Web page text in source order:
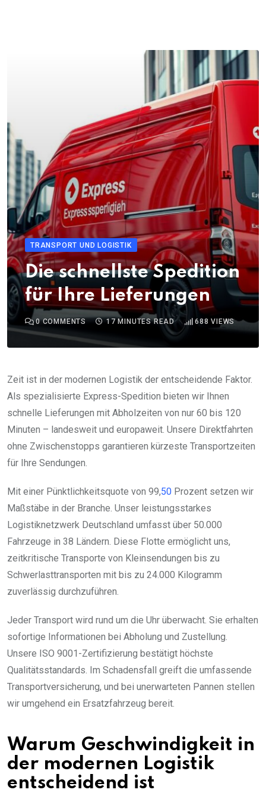
TRANSPORT UND LOGISTIK
Die schnellste Spedition
für Ihre Lieferungen
0COMMENTS 17 MINUTES READ 688 VIEWS
Zeit ist in der modernen Logistik der entscheidende Faktor.
Als spezialisierte Express-Spedition bieten wir Ihnen
schnelle Lieferungen mit Abholzeiten von nur 60 bis 120
Minuten – landesweit und europaweit. Unsere Direktfahrten
ohne Zwischenstopps garantieren kürzeste Transportzeiten
für Ihre Sendungen.
Mit einer Pünktlichkeitsquote von 99,50 Prozent setzen wir
Maßstäbe in der Branche. Unser leistungsstarkes
Logistiknetzwerk Deutschland umfasst über 50.000
Fahrzeuge in 38 Ländern. Diese Flotte ermöglicht uns,
zeitkritische Transporte von Kleinsendungen bis zu
Schwerlasttransporten mit bis zu 24.000 Kilogramm
zuverlässig durchzuführen.
Jeder Transport wird rund um die Uhr überwacht. Sie erhalten
sofortige Informationen bei Abholung und Zustellung.
Unsere ISO 9001-Zertifizierung bestätigt höchste
Qualitätsstandards. Im Schadensfall greift die umfassende
Transportversicherung, und bei unerwarteten Pannen stellen
wir umgehend ein Ersatzfahrzeug bereit.
Warum Geschwindigkeit in
der modernen Logistik
entscheidend ist